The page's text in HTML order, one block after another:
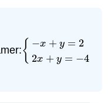
{ −x + y = 2
2x + y = −4
{− +y = 22 y